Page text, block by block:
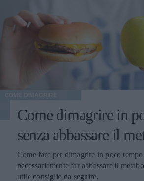
Come dimagrire in
senza abbassare il
Come fare per dimagrire in poco
necessariamente far abbassare il
utile consiglio da seguire.